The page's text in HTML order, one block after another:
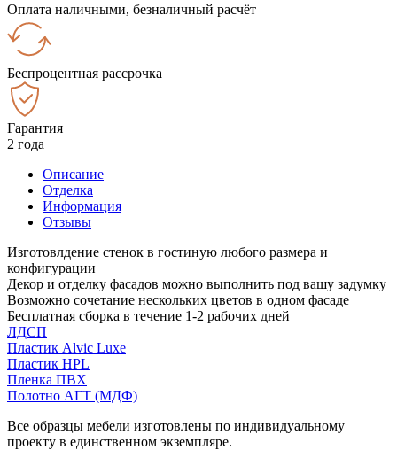
Оплата наличными, безналичный расчёт
Беспроцентная рассрочка
Гарантия
2 года
Описание
Отделка
Информация
Отзывы
Изготовлдение стенок в гостиную любого размера и
конфигурации
Декор и отделку фасадов можно выполнить под вашу задумку
Возможно сочетание нескольких цветов в одном фасаде
Бесплатная сборка в течение 1-2 рабочих дней
ЛДСП
Пластик Alvic Luxe
Пластик HPL
Пленка ПВХ
Полотно АГТ (МДФ)
Все образцы мебели изготовлены по индивидуальному
проекту в единственном экземпляре.